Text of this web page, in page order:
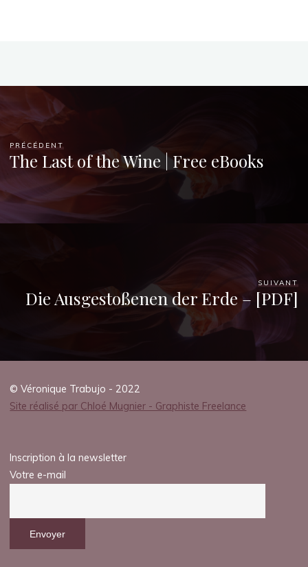
veronique.trabujo
PRÉCÉDENT
The Last of the Wine | Free eBooks
SUIVANT
Die Ausgestoßenen der Erde – [PDF]
© Véronique Trabujo - 2022
Site réalisé par Chloé Mugnier - Graphiste Freelance
Inscription à la newsletter
Votre e-mail